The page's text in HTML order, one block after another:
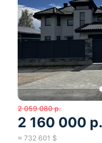
2 059 080 р.
2 160 000 р.
≈ 732 601 $